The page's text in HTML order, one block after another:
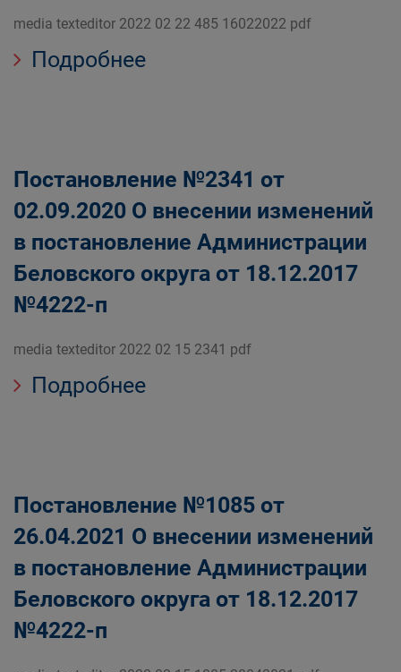
media texteditor 2022 02 22 485 16022022 pdf
Подробнее
Постановление №2341 от
02.09.2020 О внесении изменений
в постановление Администрации
Беловского округа от 18.12.2017
№4222-п
media texteditor 2022 02 15 2341 pdf
Подробнее
Постановление №1085 от
26.04.2021 О внесении изменений
в постановление Администрации
Беловского округа от 18.12.2017
№4222-п